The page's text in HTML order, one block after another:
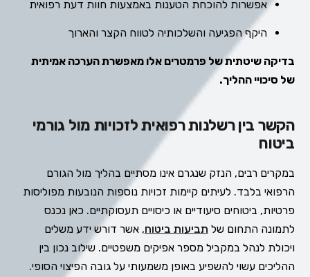
אפשרות להוכחת הטענות באמצעות חוות דעת רפואית
היקף הפגיעה והשלכותיה לטווח הקצר והארוך
בדיקה שיטתית של פרמטרים אלו מאפשרת הערכה אמיתית
של סיכויי ההליך.
הקשר בין רשלנות רפואית לזכויות מול גורמי
ביטוח
במקרים רבים, הנזק שנגרם אינו מסתיים בהליך מול הגורם
הרפואי בלבד. לעיתים קיימות זכויות נוספות הנובעות מפוליסות
פרטיות, ביטוחים סיעודיים או כיסויים תעסוקתיים. כאן נכנס
לתמונה התחום של תביעות ביטוח, אשר דורש ידע משלים
ויכולת לנהל במקביל מספר אפיקים משפטיים. שילוב נכון בין
ההליכים עשוי להשפיע באופן משמעותי על גובה הפיצוי הסופי.